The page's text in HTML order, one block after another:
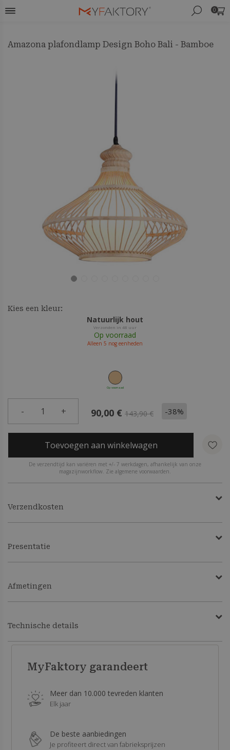
0
Amazona plafondlamp Design Boho Bali - Bamboe
Kies een kleur:
Natuurlijk hout
Verzonden in 48 uur
Op voorraad
Alleen 5 nog eenheden
Op voorraad
- 1 + 90,00 € 143,90 € -38%
Toevoegen aan winkelwagen
De verzendtijd kan variëren met +/- 7 werkdagen, afhankelijk van onze
magazijnworkflow. Zie algemene voorwaarden.
Verzendkosten
Presentatie
Afmetingen
Technische details
MyFaktory garandeert
Meer dan 10.000 tevreden klanten
Elk jaar
De beste aanbiedingen
Je profiteert direct van fabrieksprijzen